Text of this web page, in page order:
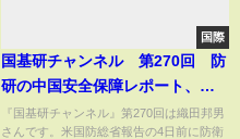
国際
国基研チャンネル 第270回 防
研の中国安全保障レポート、台
湾有事はすでに始まっている。
『国基研チャンネル』第270回は織田邦男
さんです。米国防総省報告の4日前に防衛